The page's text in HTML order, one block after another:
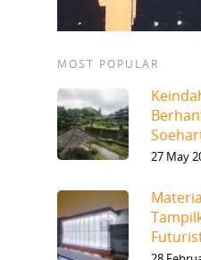
MOST POPULAR
27 May